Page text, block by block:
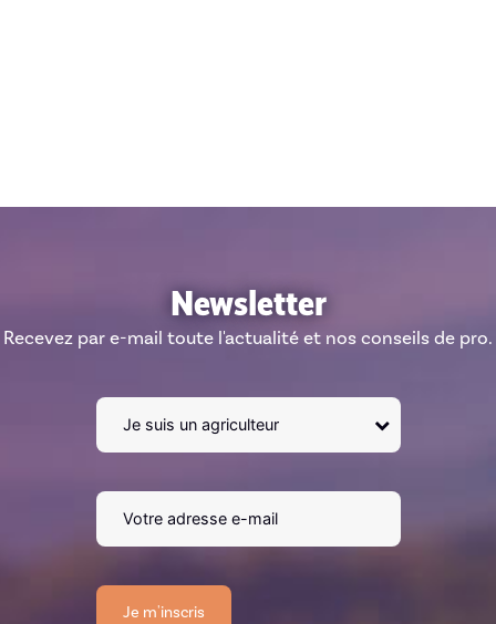
Newsletter
Recevez par e-mail toute l'actualité et nos conseils de pro.